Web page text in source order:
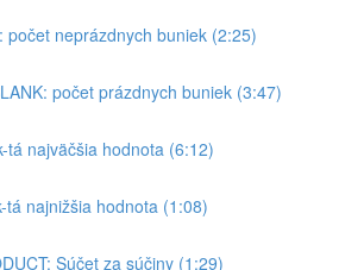
počet neprázdnych buniek (2:25)
počet prázdnych buniek (3:47)
tá najväčšia hodnota (6:12)
tá najnižšia hodnota (1:08)
Súčet za súčiny (1:29)